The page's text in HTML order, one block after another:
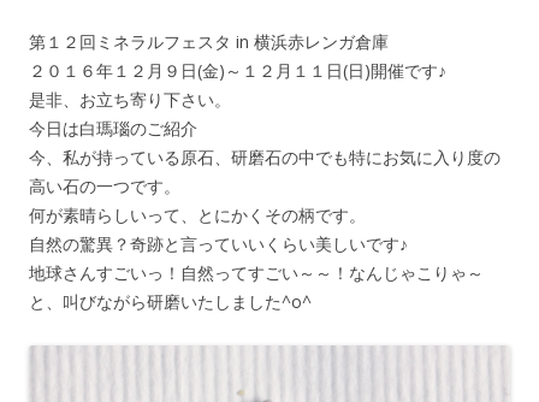
第１２回ミネラルフェスタ in 横浜赤レンガ倉庫
２０１６年１２月９日(金)～１２月１１日(日)開催です♪
是非、お立ち寄り下さい。
今日は白瑪瑙のご紹介
今、私が持っている原石、研磨石の中でも特にお気に入り度の
高い石の一つです。
何が素晴らしいって、とにかくその柄です。
自然の驚異？奇跡と言っていいくらい美しいです♪
地球さんすごいっ！自然ってすごい～～！なんじゃこりゃ～
と、叫びながら研磨いたしました^o^